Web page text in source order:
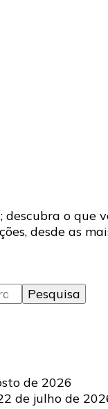
o
desde as
de 2026
de julho de